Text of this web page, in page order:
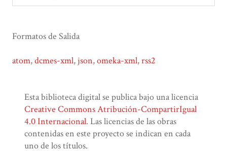
Formatos de Salida
atom,dcmes-xml, json,omeka-xml,rss2
Esta biblioteca digital se publica bajo una licencia
Creative Commons Atribución-CompartirIgual
4.0 Internacional. Las licencias de las obras
contenidas en este proyecto se indican en cada
uno de los títulos.